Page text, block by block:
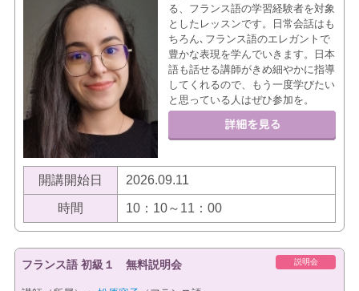
る、フランス語の学習経験者を対象
としたレッスンです。日常会話はも
ちろん､フランス語のエレガントで
豊かな表現を学んでいきます。日本
語も話せる講師がきめ細やかに指導
してくれるので、もう一度学びたい
と思っている人はぜひ参加を。
開講開始日 2026.09.11
時間 10：10～11：00
説明会
フランス語 初級１ 無料説明会